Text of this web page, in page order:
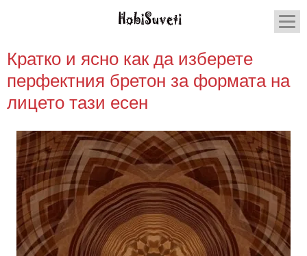
Кратко и ясно как да изберете
перфектния бретон за формата на
лицето тази есен